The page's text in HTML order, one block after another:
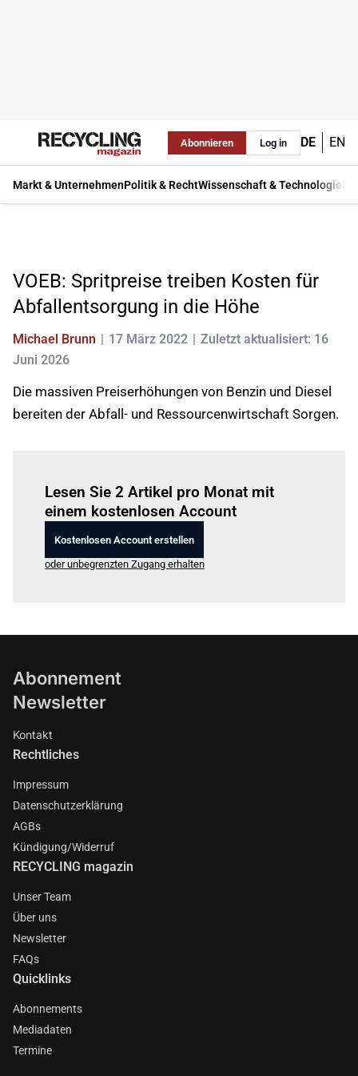
Abonnieren Log in DE EN
Markt & UnternehmenPolitik & RechtWissenschaft & Technologie
VOEB: Spritpreise treiben Kosten für
Abfallentsorgung in die Höhe
Michael Brunn 17 März 2022
Zuletzt aktualisiert: 16
Juni 2026
Die massiven Preiserhöhungen von Benzin und Diesel
bereiten der Abfall- und Ressourcenwirtschaft Sorgen.
Lesen Sie 2 Artikel pro Monat mit
einem kostenlosen Account
Kostenlosen Account erstellen
oder unbegrenzten Zugang erhalten
Abonnement
Newsletter
Kontakt
Rechtliches
Impressum
Datenschutzerklärung
AGBs
Kündigung/Widerruf
RECYCLING magazin
Unser Team
Über uns
Newsletter
FAQs
Quicklinks
Abonnements
Mediadaten
Termine